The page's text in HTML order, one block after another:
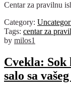
Centar za pravilnu
Category:
Tags: centar za
by milos1
Cvekla:
salo sa